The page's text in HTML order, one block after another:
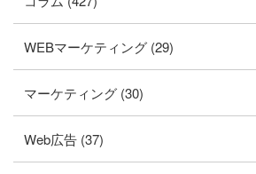
WEBマーケティング (29)
マーケティング (30)
Web広告 (37)